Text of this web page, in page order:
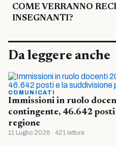
COME VERRANNO
INSEGNANTI?
Da leggere anche
COMUNICATI
Immissioni in ruolo
contingente, 46.642
regione
11 Luglio 2026 · 421 letture